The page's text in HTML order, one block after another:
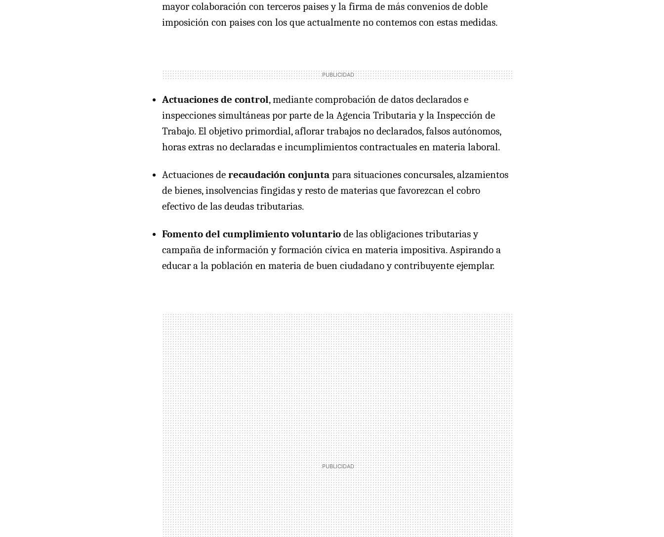
mayor colaboración con terceros paises y la firma de más convenios de doble
imposición con paises con los que actualmente no contemos con estas medidas.
Actuaciones de control, mediante comprobación de datos declarados e
inspecciones simultáneas por parte de la Agencia Tributaria y la Inspección de
Trabajo. El objetivo primordial, aflorar trabajos no declarados, falsos autónomos,
horas extras no declaradas e incumplimientos contractuales en materia laboral.
Actuaciones de recaudación conjunta para situaciones concursales, alzamientos
de bienes, insolvencias fingidas y resto de materias que favorezcan el cobro
efectivo de las deudas tributarias.
Fomento del cumplimiento voluntario de las obligaciones tributarias y
campaña de información y formación cívica en materia impositiva. Aspirando a
educar a la población en materia de buen ciudadano y contribuyente ejemplar.